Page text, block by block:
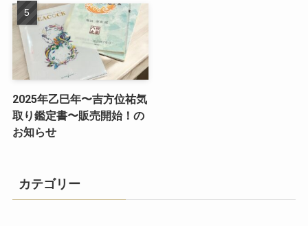
2025年乙巳年〜吉方位祐気
取り鑑定書〜販売開始！の
お知らせ
カテゴリー